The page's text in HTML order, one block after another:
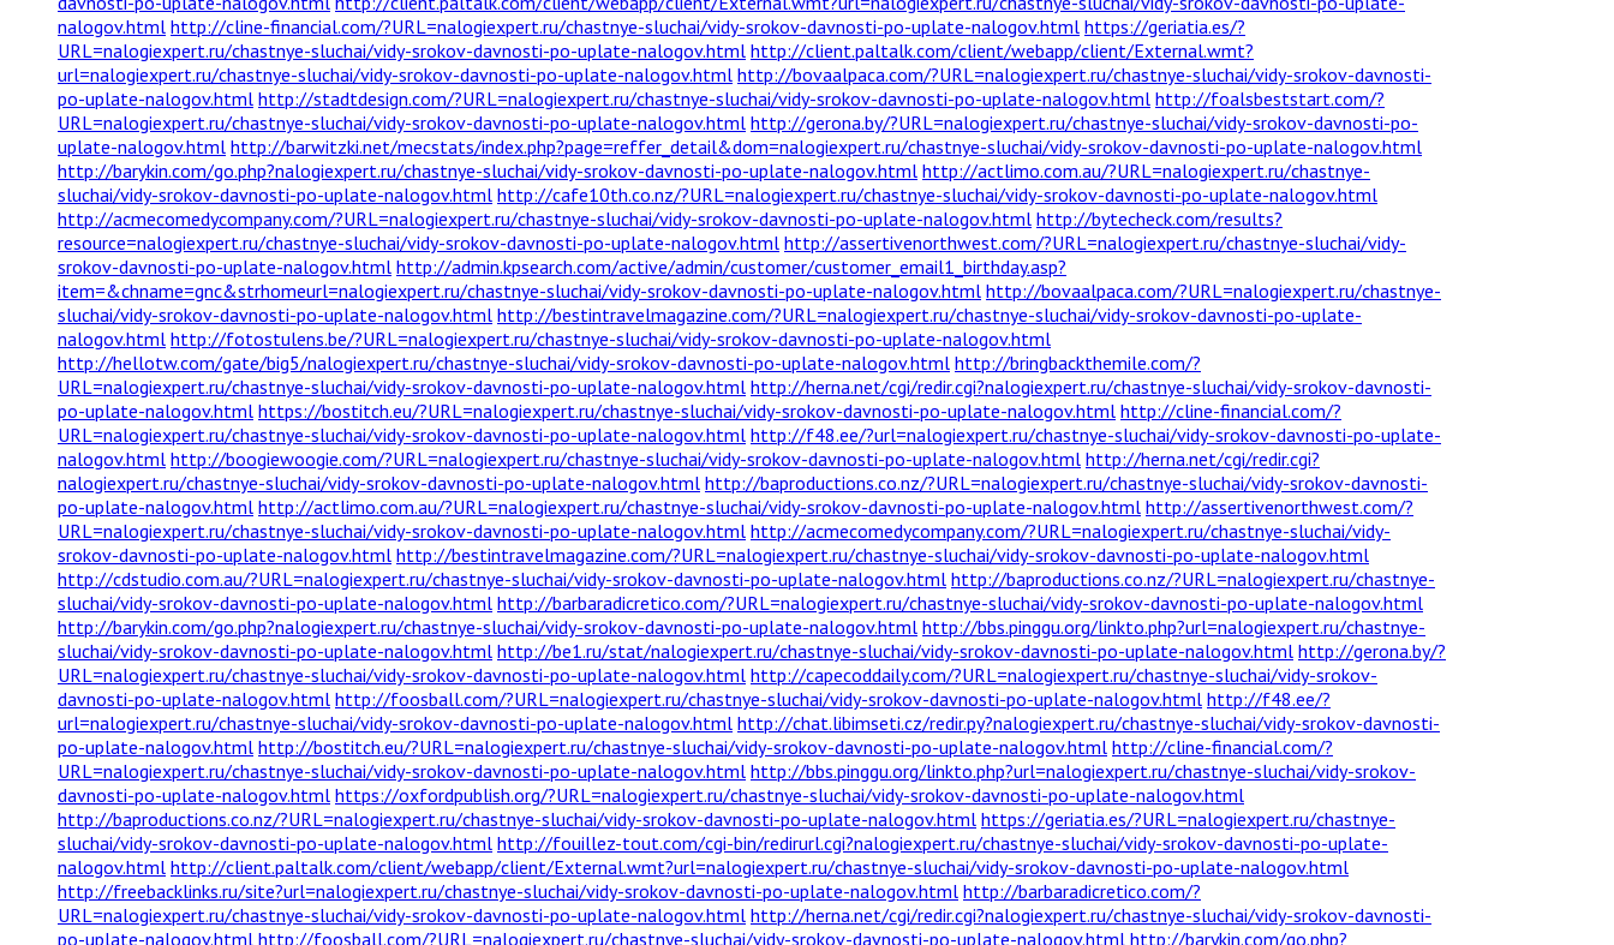
nalogov.html http://cline-financial.com/?URL=nalogiexpert.ru/chastnye-sluchai/vidy-srokov-davnosti-po-uplate-nalogov.html https://geriatia.es/?
URL=nalogiexpert.ru/chastnye-sluchai/vidy-srokov-davnosti-po-uplate-nalogov.html http://client.paltalk.com/client/webapp/client/External.wmt?
url=nalogiexpert.ru/chastnye-sluchai/vidy-srokov-davnosti-po-uplate-nalogov.html http://bovaalpaca.com/?URL=nalogiexpert.ru/chastnye-sluchai/vidy-srokov-davnosti-
po-uplate-nalogov.html http://stadtdesign.com/?URL=nalogiexpert.ru/chastnye-sluchai/vidy-srokov-davnosti-po-uplate-nalogov.html http://foalsbeststart.com/?
URL=nalogiexpert.ru/chastnye-sluchai/vidy-srokov-davnosti-po-uplate-nalogov.html http://gerona.by/?URL=nalogiexpert.ru/chastnye-sluchai/vidy-srokov-davnosti-po-
uplate-nalogov.html http://barwitzki.net/mecstats/index.php?page=reffer_detail&dom=nalogiexpert.ru/chastnye-sluchai/vidy-srokov-davnosti-po-uplate-nalogov.html
http://barykin.com/go.php?nalogiexpert.ru/chastnye-sluchai/vidy-srokov-davnosti-po-uplate-nalogov.html http://actlimo.com.au/?URL=nalogiexpert.ru/chastnye-
sluchai/vidy-srokov-davnosti-po-uplate-nalogov.html http://cafe10th.co.nz/?URL=nalogiexpert.ru/chastnye-sluchai/vidy-srokov-davnosti-po-uplate-nalogov.html
http://acmecomedycompany.com/?URL=nalogiexpert.ru/chastnye-sluchai/vidy-srokov-davnosti-po-uplate-nalogov.html http://bytecheck.com/results?
resource=nalogiexpert.ru/chastnye-sluchai/vidy-srokov-davnosti-po-uplate-nalogov.html http://assertivenorthwest.com/?URL=nalogiexpert.ru/chastnye-sluchai/vidy-
srokov-davnosti-po-uplate-nalogov.html http://admin.kpsearch.com/active/admin/customer/customer_email1_birthday.asp?
item=&chname=gnc&strhomeurl=nalogiexpert.ru/chastnye-sluchai/vidy-srokov-davnosti-po-uplate-nalogov.html http://bovaalpaca.com/?URL=nalogiexpert.ru/chastnye-
sluchai/vidy-srokov-davnosti-po-uplate-nalogov.html http://bestintravelmagazine.com/?URL=nalogiexpert.ru/chastnye-sluchai/vidy-srokov-davnosti-po-uplate-
nalogov.html http://fotostulens.be/?URL=nalogiexpert.ru/chastnye-sluchai/vidy-srokov-davnosti-po-uplate-nalogov.html
http://hellotw.com/gate/big5/nalogiexpert.ru/chastnye-sluchai/vidy-srokov-davnosti-po-uplate-nalogov.html http://bringbackthemile.com/?
URL=nalogiexpert.ru/chastnye-sluchai/vidy-srokov-davnosti-po-uplate-nalogov.html http://herna.net/cgi/redir.cgi?nalogiexpert.ru/chastnye-sluchai/vidy-srokov-davnosti-
po-uplate-nalogov.html https://bostitch.eu/?URL=nalogiexpert.ru/chastnye-sluchai/vidy-srokov-davnosti-po-uplate-nalogov.html http://cline-financial.com/?
URL=nalogiexpert.ru/chastnye-sluchai/vidy-srokov-davnosti-po-uplate-nalogov.html http://f48.ee/?url=nalogiexpert.ru/chastnye-sluchai/vidy-srokov-davnosti-po-uplate-
nalogov.html http://boogiewoogie.com/?URL=nalogiexpert.ru/chastnye-sluchai/vidy-srokov-davnosti-po-uplate-nalogov.html http://herna.net/cgi/redir.cgi?
nalogiexpert.ru/chastnye-sluchai/vidy-srokov-davnosti-po-uplate-nalogov.html http://baproductions.co.nz/?URL=nalogiexpert.ru/chastnye-sluchai/vidy-srokov-davnosti-
po-uplate-nalogov.html http://actlimo.com.au/?URL=nalogiexpert.ru/chastnye-sluchai/vidy-srokov-davnosti-po-uplate-nalogov.html http://assertivenorthwest.com/?
URL=nalogiexpert.ru/chastnye-sluchai/vidy-srokov-davnosti-po-uplate-nalogov.html http://acmecomedycompany.com/?URL=nalogiexpert.ru/chastnye-sluchai/vidy-
srokov-davnosti-po-uplate-nalogov.html http://bestintravelmagazine.com/?URL=nalogiexpert.ru/chastnye-sluchai/vidy-srokov-davnosti-po-uplate-nalogov.html
http://cdstudio.com.au/?URL=nalogiexpert.ru/chastnye-sluchai/vidy-srokov-davnosti-po-uplate-nalogov.html http://baproductions.co.nz/?URL=nalogiexpert.ru/chastnye-
sluchai/vidy-srokov-davnosti-po-uplate-nalogov.html http://barbaradicretico.com/?URL=nalogiexpert.ru/chastnye-sluchai/vidy-srokov-davnosti-po-uplate-nalogov.html
http://barykin.com/go.php?nalogiexpert.ru/chastnye-sluchai/vidy-srokov-davnosti-po-uplate-nalogov.html http://bbs.pinggu.org/linkto.php?url=nalogiexpert.ru/chastnye-
sluchai/vidy-srokov-davnosti-po-uplate-nalogov.html http://be1.ru/stat/nalogiexpert.ru/chastnye-sluchai/vidy-srokov-davnosti-po-uplate-nalogov.html http://gerona.by/?
URL=nalogiexpert.ru/chastnye-sluchai/vidy-srokov-davnosti-po-uplate-nalogov.html http://capecoddaily.com/?URL=nalogiexpert.ru/chastnye-sluchai/vidy-srokov-
davnosti-po-uplate-nalogov.html http://foosball.com/?URL=nalogiexpert.ru/chastnye-sluchai/vidy-srokov-davnosti-po-uplate-nalogov.html http://f48.ee/?
url=nalogiexpert.ru/chastnye-sluchai/vidy-srokov-davnosti-po-uplate-nalogov.html http://chat.libimseti.cz/redir.py?nalogiexpert.ru/chastnye-sluchai/vidy-srokov-davnosti-
po-uplate-nalogov.html http://bostitch.eu/?URL=nalogiexpert.ru/chastnye-sluchai/vidy-srokov-davnosti-po-uplate-nalogov.html http://cline-financial.com/?
URL=nalogiexpert.ru/chastnye-sluchai/vidy-srokov-davnosti-po-uplate-nalogov.html http://bbs.pinggu.org/linkto.php?url=nalogiexpert.ru/chastnye-sluchai/vidy-srokov-
davnosti-po-uplate-nalogov.html https://oxfordpublish.org/?URL=nalogiexpert.ru/chastnye-sluchai/vidy-srokov-davnosti-po-uplate-nalogov.html
http://baproductions.co.nz/?URL=nalogiexpert.ru/chastnye-sluchai/vidy-srokov-davnosti-po-uplate-nalogov.html https://geriatia.es/?URL=nalogiexpert.ru/chastnye-
sluchai/vidy-srokov-davnosti-po-uplate-nalogov.html http://fouillez-tout.com/cgi-bin/redirurl.cgi?nalogiexpert.ru/chastnye-sluchai/vidy-srokov-davnosti-po-uplate-
nalogov.html http://client.paltalk.com/client/webapp/client/External.wmt?url=nalogiexpert.ru/chastnye-sluchai/vidy-srokov-davnosti-po-uplate-nalogov.html
http://freebacklinks.ru/site?url=nalogiexpert.ru/chastnye-sluchai/vidy-srokov-davnosti-po-uplate-nalogov.html http://barbaradicretico.com/?
URL=nalogiexpert.ru/chastnye-sluchai/vidy-srokov-davnosti-po-uplate-nalogov.html http://herna.net/cgi/redir.cgi?nalogiexpert.ru/chastnye-sluchai/vidy-srokov-davnosti-
po-uplate-nalogov.html http://foosball.com/?URL=nalogiexpert.ru/chastnye-sluchai/vidy-srokov-davnosti-po-uplate-nalogov.html http://barykin.com/go.php?